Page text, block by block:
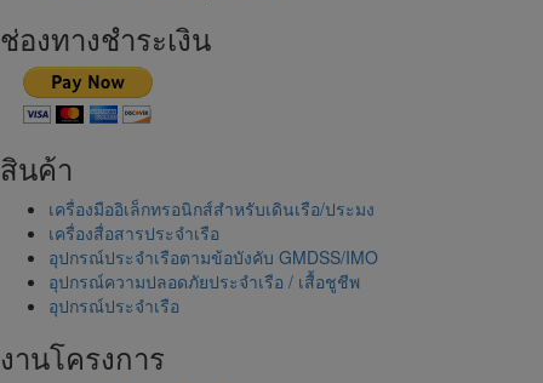
ช่องทางชำระเงิน
สินค้า
เครื่องมืออิเล็กทรอนิกส์สำหรับเดินเรือ/ประมง
เครื่องสื่อสารประจำเรือ
อุปกรณ์ประจำเรือตามข้อบังคับ GMDSS/IMO
อุปกรณ์ความปลอดภัยประจำเรือ / เสื้อชูชีพ
อุปกรณ์ประจำเรือ
งานโครงการ